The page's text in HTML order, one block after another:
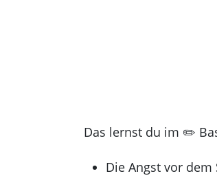
Das lernst du im ✏️
Die Angst vor